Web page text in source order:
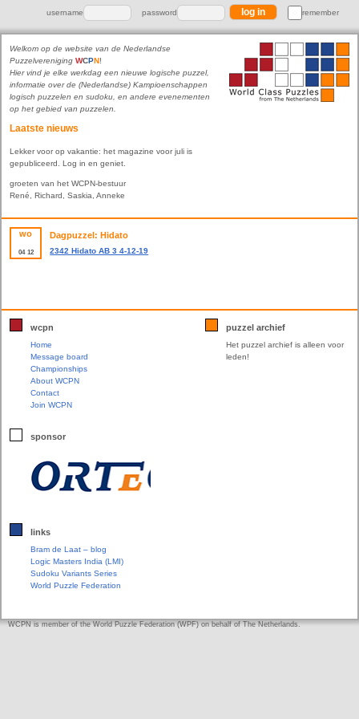
username password remember
Welkom op de website van de Nederlandse
Puzzelvereniging WCPN!
Hier vind je elke werkdag een nieuwe logische puzzel,
informatie over de (Nederlandse) Kampioenschappen
logisch puzzelen en sudoku, en andere evenementen
op het gebied van puzzelen.
Laatste nieuws
Lekker voor op vakantie: het magazine voor juli is
gepubliceerd. Log in en geniet.
groeten van het WCPN-bestuur
René, Richard, Saskia, Anneke
wo
04 12
Dagpuzzel: Hidato
2342 Hidato AB 3 4-12-19
wcpn
Home
Message board
Championships
About WCPN
Contact
Join WCPN
sponsor
links
Bram de Laat – blog
Logic Masters India (LMI)
Sudoku Variants Series
World Puzzle Federation
puzzel archief
Het puzzel archief is alleen voor
leden!
WCPN is member of the World Puzzle Federation (WPF) on behalf of The Netherlands.